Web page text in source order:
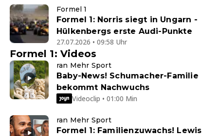
Formel 1
Formel 1: Norris siegt in Ungarn -
Hülkenbergs erste Audi-Punkte
27.07.2026 • 09:58 Uhr
Formel 1: Videos
ran Mehr Sport
Baby-News! Schumacher-Familie
bekommt Nachwuchs
Videoclip • 01:00 Min
ran Mehr Sport
Formel 1: Familienzuwachs! Lewis